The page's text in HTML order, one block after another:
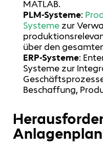
MATLAB.
PLM-Systeme:
Systeme zur
über den
ERP-Systeme:
Systeme zur
Beschaffung,